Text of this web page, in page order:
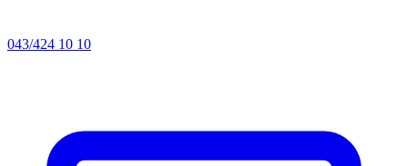
043/424 10 10